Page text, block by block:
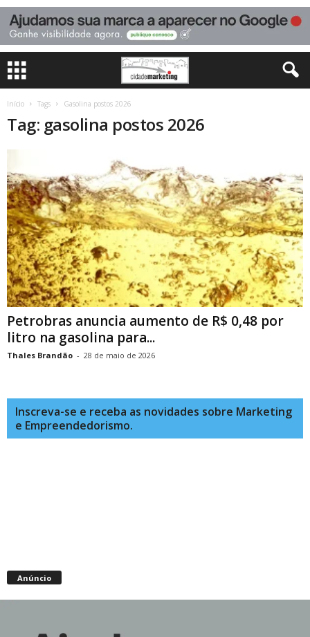
Início Tags Gasolina postos 2026
Tag: gasolina postos 2026
Petrobras anuncia aumento de R$ 0,48 por
litro na gasolina para...
Thales Brandão - 28 de maio de 2026
Inscreva-se e receba as novidades sobre Marketing
e Empreendedorismo.
Anúncio